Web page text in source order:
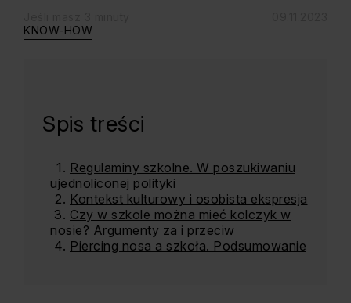
KNOW-HOW
Spis treści
Regulaminy szkolne. W poszukiwaniu
ujednoliconej polityki
Kontekst kulturowy i osobista ekspresja
Czy w szkole można mieć kolczyk w
nosie? Argumenty za i przeciw
Piercing nosa a szkoła. Podsumowanie